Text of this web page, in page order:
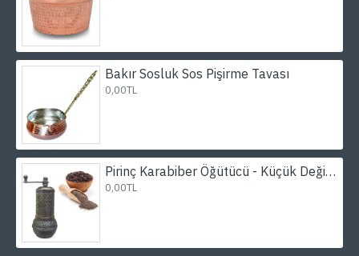
Bakır Sosluk Sos Pişirme Tavası
0,00TL
Pirinç Karabiber Öğütücü - Küçük Değirmen
0,00TL